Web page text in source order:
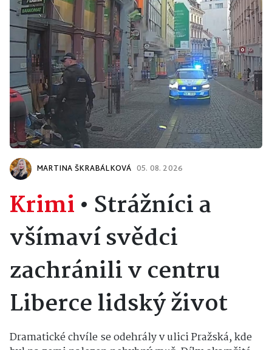
MARTINA ŠKRABÁLKOVÁ 05. 08. 2026
Krimi• Strážníci a
všímaví svědci
zachránili v centru
Liberce lidský život
Dramatické chvíle se odehrály v ulici Pražská, kde